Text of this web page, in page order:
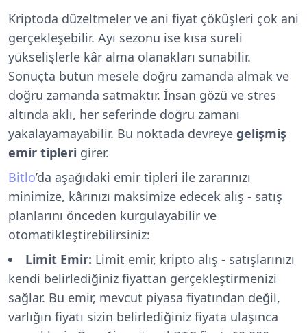
Kriptoda düzeltmeler ve ani fiyat çöküşleri çok ani
gerçekleşebilir. Ayı sezonu ise kısa süreli
yükselişlerle kâr alma olanakları sunabilir.
Sonuçta bütün mesele doğru zamanda almak ve
doğru zamanda satmaktır. İnsan gözü ve stres
altında aklı, her seferinde doğru zamanı
yakalayamayabilir. Bu noktada devreye gelişmiş
emir tipleri girer.
Bitlo’da aşağıdaki emir tipleri ile zararınızı
minimize, kârınızı maksimize edecek alış - satış
planlarını önceden kurgulayabilir ve
otomatikleştirebilirsiniz:
Limit Emir: Limit emir, kripto alış - satışlarınızı
kendi belirlediğiniz fiyattan gerçekleştirmenizi
sağlar. Bu emir, mevcut piyasa fiyatından değil,
varlığın fiyatı sizin belirlediğiniz fiyata ulaşınca